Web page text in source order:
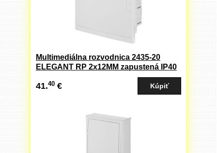
Multimediálna rozvodnica 2435-20
ELEGANT RP 2x12MM zapustená IP40
41.40 €